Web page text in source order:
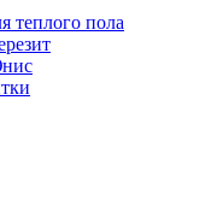
теплого пола